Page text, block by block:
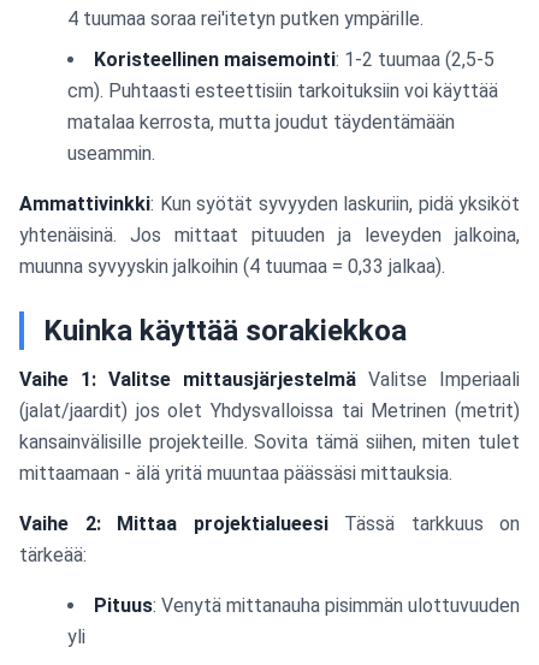
4 tuumaa soraa rei'itetyn putken ympärille.
Koristeellinen maisemointi: 1-2 tuumaa (2,5-5
cm). Puhtaasti esteettisiin tarkoituksiin voi käyttää
matalaa kerrosta, mutta joudut täydentämään
useammin.
Ammattivinkki: Kun syötät syvyyden laskuriin, pidä yksiköt
yhtenäisinä. Jos mittaat pituuden ja leveyden jalkoina,
muunna syvyyskin jalkoihin (4 tuumaa = 0,33 jalkaa).
Kuinka käyttää sorakiekkoa
Vaihe 1: Valitse mittausjärjestelmä Valitse Imperiaali
(jalat/jaardit) jos olet Yhdysvalloissa tai Metrinen (metrit)
kansainvälisille projekteille. Sovita tämä siihen, miten tulet
mittaamaan - älä yritä muuntaa päässäsi mittauksia.
Vaihe 2: Mittaa projektialueesiTässä tarkkuus on
tärkeää:
Pituus: Venytä mittanauha pisimmän ulottuvuuden
yli